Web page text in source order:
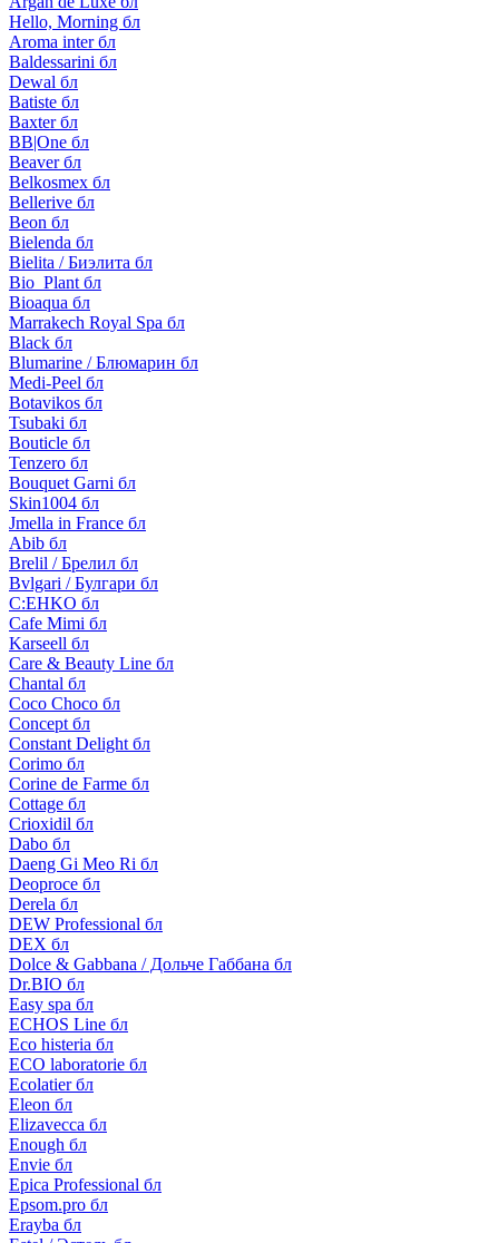
Hello, Morning бл
Aroma inter бл
Baldessarini бл
Dewal бл
Batiste бл
Baxter бл
BB|One бл
Beaver бл
Belkosmex бл
Bellerive бл
Beon бл
Bielenda бл
Bielita / Биэлита бл
Bio_Plant бл
Bioaqua бл
Marrakech Royal Spa бл
Black бл
Blumarine / Блюмарин бл
Medi-Peel бл
Botavikos бл
Tsubaki бл
Bouticle бл
Tenzero бл
Bouquet Garni бл
Skin1004 бл
Jmella in France бл
Abib бл
Brelil / Брелил бл
Bvlgari / Булгари бл
C:EHKO бл
Cafe Mimi бл
Karseell бл
Care & Beauty Line бл
Chantal бл
Coco Choco бл
Concept бл
Constant Delight бл
Corimo бл
Corine de Farme бл
Cottage бл
Crioxidil бл
Dabo бл
Daeng Gi Meo Ri бл
Deoproce бл
Derela бл
DEW Professional бл
DEX бл
Dolce & Gabbana / Дольче Габбана бл
Dr.BIO бл
Easy spa бл
ECHOS Line бл
Eco histeria бл
ECO laboratorie бл
Ecolatier бл
Eleon бл
Elizavecca бл
Enough бл
Envie бл
Epica Professional бл
Epsom.pro бл
Erayba бл